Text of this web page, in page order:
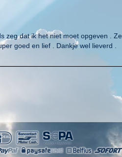
zeg dat ik het niet moet opgeven . Ze
goed en lief . Dankje wel lieverd .
Kan goed invoelen op de situatie
Is oprecht en eerlijk in wat ze